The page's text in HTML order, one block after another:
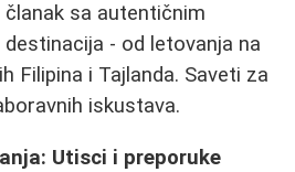
sa autentičnim
- od letovanja na
Filipina i Tajlanda. Saveti za
iskustava.
Utisci i preporuke